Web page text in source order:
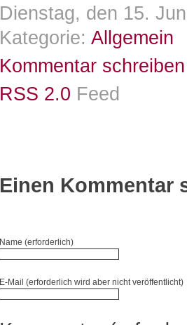
Dienstag, den 15.
Kategorie: Allgemein
Kommentar schreiben
RSS 2.0 Feed
Einen Kommentar
Name (erforderlich)
E-Mail (erforderlich wird aber nicht veröffentlicht)